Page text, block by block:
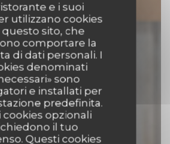
e i suoi
utilizzano cookies
questo sito, che
comportare la
di dati personali. I
denominati
sono
e installati per
predefinita.
cookies opzionali
il tuo
Questi cookies